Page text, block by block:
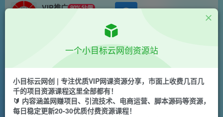
VIP推广 80%分佣
会员免费 正文
情感小众赛道，一键生成100%过原创，操作简单
收入可观，越赚钱的事越简单
一个小目标云网创
2年前发布
关注 私信
一个小目标云网创资源站
小目标云网创 | 专注优质VIP网课资源分享，市面上收费几百几
千的项目资源课程这里全部都有！
🔰 内容涵盖网赚项目、引流技术、电商运营、脚本源码等资源，
每日稳定更新20-30优质付费资源课程！